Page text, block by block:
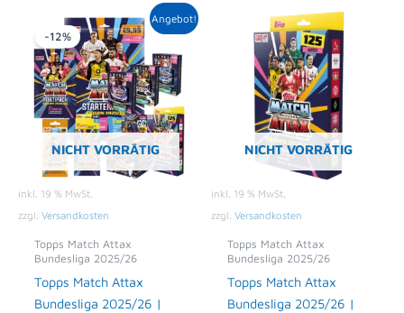
Angebot!
NICHT VORRÄTIG
-12%
inkl. 19 % MwSt.
zzgl. Versandkosten
Topps Match Attax
Bundesliga 2025/26
Topps Match Attax
Bundesliga 2025/26 |
Ursprünglicher
Preis
war:
177,43 €
Aktueller
Preis
ist:
155,99 €.
NICHT VORRÄTIG
inkl. 19 % MwSt.
zzgl. Versandkosten
Topps Match Attax
Bundesliga 2025/26
Topps Match Attax
Bundesliga 2025/26 |